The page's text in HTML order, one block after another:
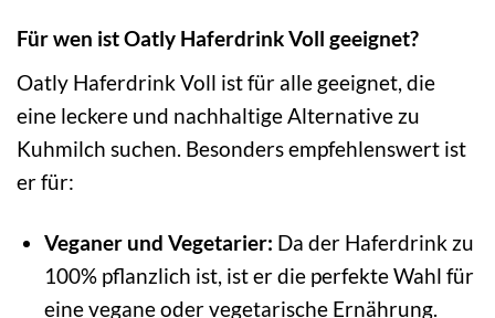
Für wen ist Oatly Haferdrink Voll geeignet?
Oatly Haferdrink Voll ist für alle geeignet, die
eine leckere und nachhaltige Alternative zu
Kuhmilch suchen. Besonders empfehlenswert ist
er für:
Veganer und Vegetarier: Da der Haferdrink zu
100% pflanzlich ist, ist er die perfekte Wahl für
eine vegane oder vegetarische Ernährung.